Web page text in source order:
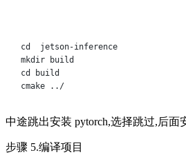
cd
jetson-inference
mkdir
build
cd
build
cmake
../
中途跳出安装 pytorch,选择跳过,后面
步骤 5.编译项目